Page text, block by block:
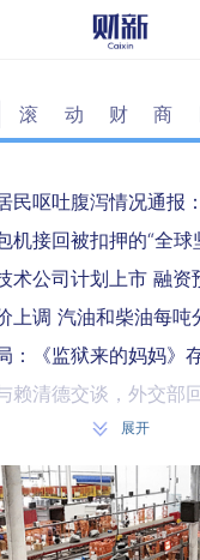
滚动财商
术公司计划上市 融
赖清德交谈，外交部
石门6人死亡、10人
巴基斯坦总理夏巴兹
展开